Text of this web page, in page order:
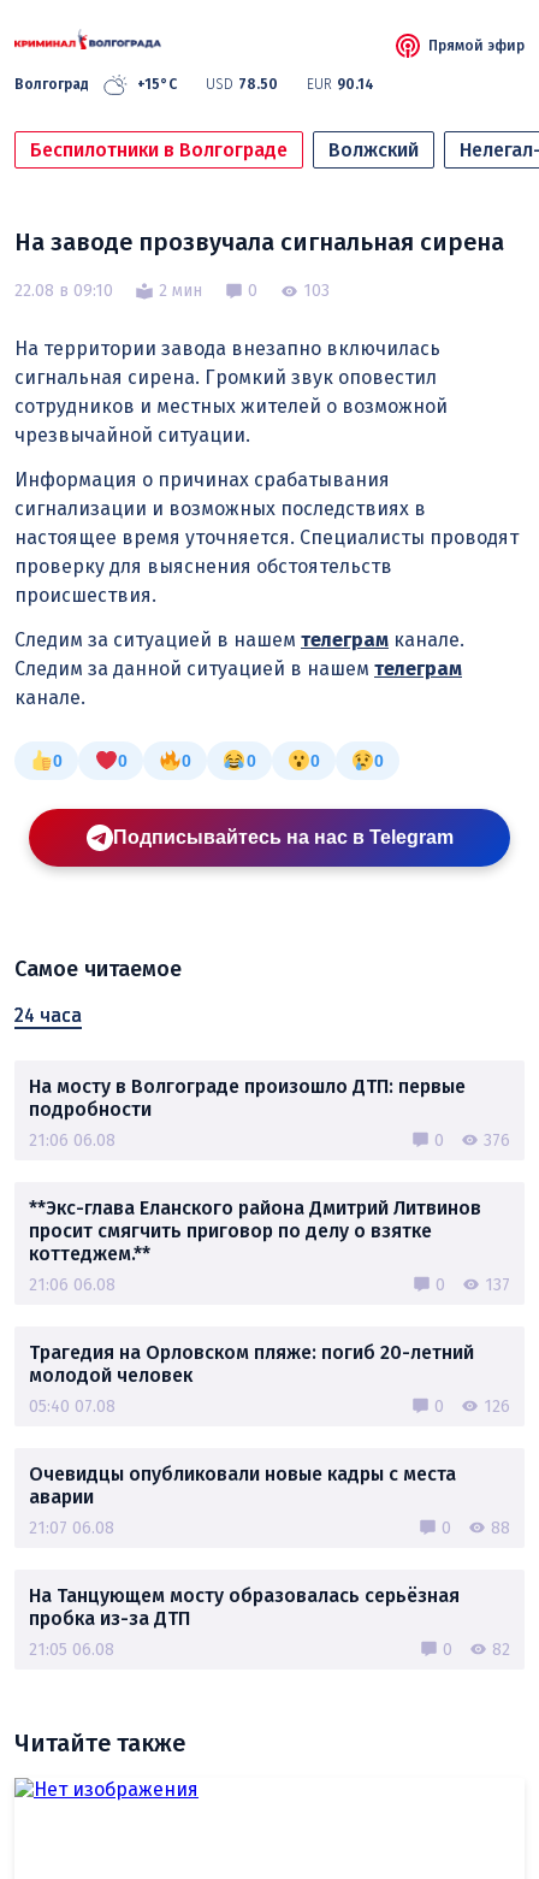
Волгоград +15°C USD 78.50 EUR 90.14
Прямой эфир
Беспилотники в Волгограде Волжский
На заводе прозвучала сигнальная сирена
22.08 в 09:10 2 мин 0 103
На территории завода внезапно включилась
сигнальная сирена. Громкий звук оповестил
сотрудников и местных жителей о возможной
чрезвычайной ситуации.
Информация о причинах срабатывания
сигнализации и возможных последствиях в
настоящее время уточняется. Специалисты проводят
проверку для выяснения обстоятельств
происшествия.
Следим за ситуацией в нашем телеграм канале.
Следим за данной ситуацией в нашем телеграм
канале.
0 0 0 0 0 0
Подписывайтесь на нас в Telegram
Самое читаемое
24 часа
На мосту в Волгограде произошло ДТП: первые
подробности
21:06 06.08 0 376
**Экс-глава Еланского района Дмитрий Литвинов
просит смягчить приговор по делу о взятке
коттеджем.**
21:06 06.08 0 137
Трагедия на Орловском пляже: погиб 20-летний
молодой человек
05:40 07.08 0 126
Очевидцы опубликовали новые кадры с места
аварии
21:07 06.08 0 88
На Танцующем мосту образовалась серьёзная
пробка из-за ДТП
21:05 06.08 0 82
Читайте также